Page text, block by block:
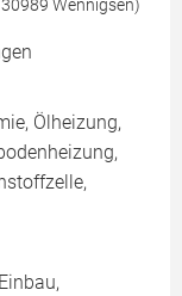
Wennigsen)
Ölheizung,